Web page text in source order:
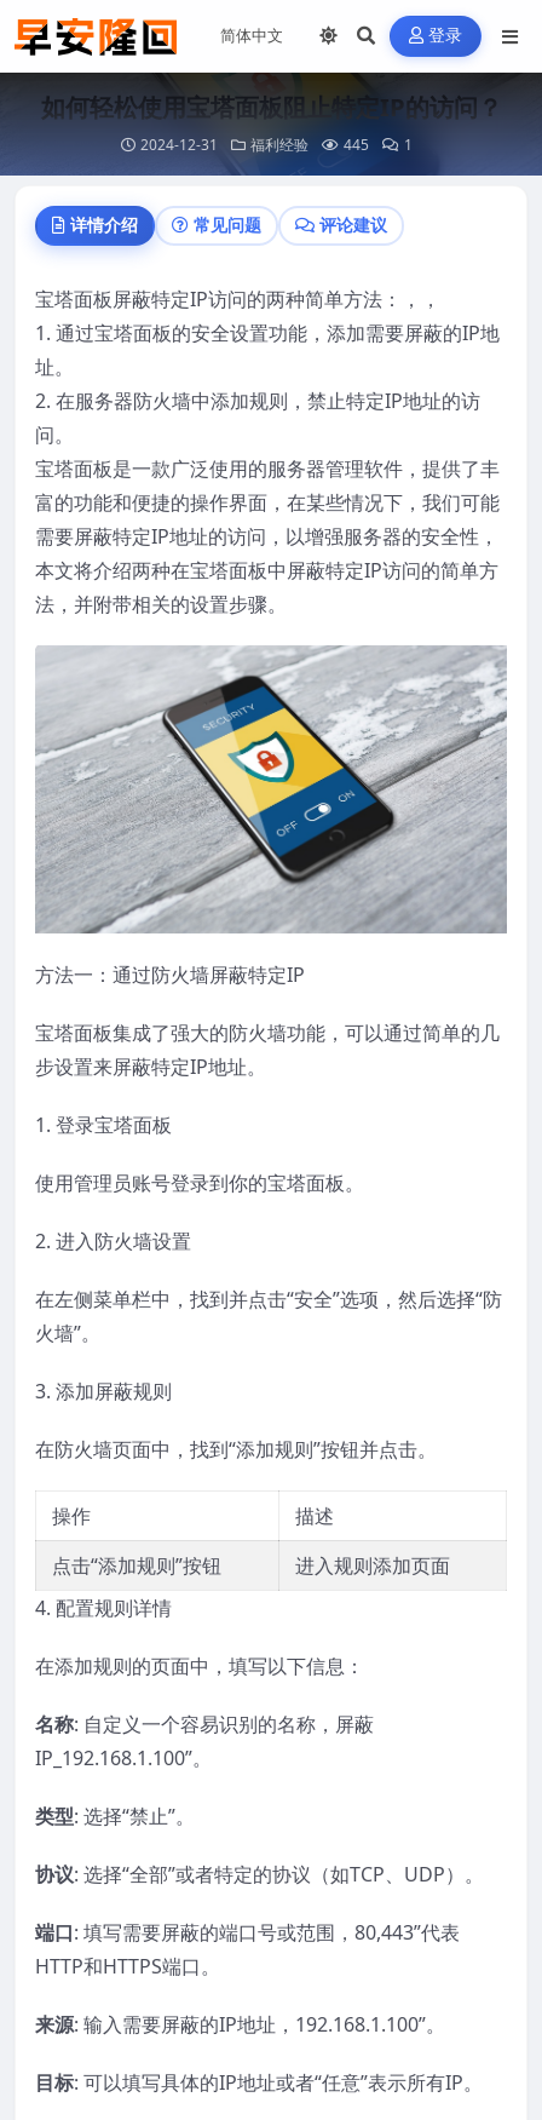
登录
如何轻松使用宝塔面板阻止特定IP的访问？
2024-12-31 福利经验 445 1
详情介绍 常见问题 评论建议
宝塔面板屏蔽特定IP访问的两种简单方法：，，
1. 通过宝塔面板的安全设置功能，添加需要屏蔽的IP地
址。
2. 在服务器防火墙中添加规则，禁止特定IP地址的访
问。
宝塔面板是一款广泛使用的服务器管理软件，提供了丰
富的功能和便捷的操作界面，在某些情况下，我们可能
需要屏蔽特定IP地址的访问，以增强服务器的安全性，
本文将介绍两种在宝塔面板中屏蔽特定IP访问的简单方
法，并附带相关的设置步骤。
方法一：通过防火墙屏蔽特定IP
宝塔面板集成了强大的防火墙功能，可以通过简单的几
步设置来屏蔽特定IP地址。
1. 登录宝塔面板
使用管理员账号登录到你的宝塔面板。
2. 进入防火墙设置
在左侧菜单栏中，找到并点击“安全”选项，然后选择“防
火墙”。
3. 添加屏蔽规则
在防火墙页面中，找到“添加规则”按钮并点击。
操作
描述
点击“添加规则”按钮
进入规则添加页面
4. 配置规则详情
在添加规则的页面中，填写以下信息：
名称: 自定义一个容易识别的名称，屏蔽
IP_192.168.1.100”。
类型: 选择“禁止”。
协议: 选择“全部”或者特定的协议（如TCP、UDP）。
端口: 填写需要屏蔽的端口号或范围，80,443”代表
HTTP和HTTPS端口。
来源: 输入需要屏蔽的IP地址，192.168.1.100”。
目标: 可以填写具体的IP地址或者“任意”表示所有IP。